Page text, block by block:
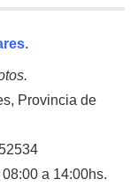
Provincia de
a 14:00hs.